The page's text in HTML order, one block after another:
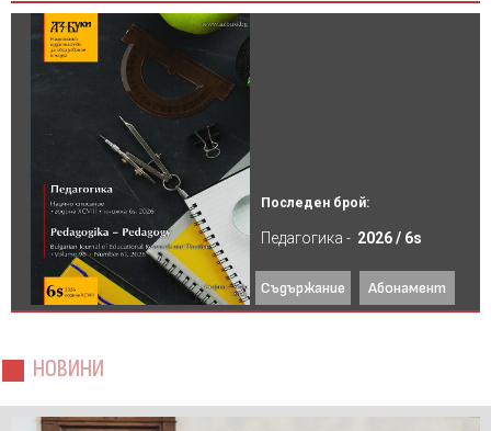
Последен брой:
Педагогика - 2026 / 6s
Съдържание Абонамент
НОВИНИ